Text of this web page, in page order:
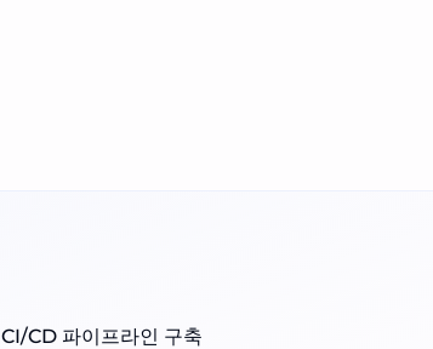
CI/CD 파이프라인 구축